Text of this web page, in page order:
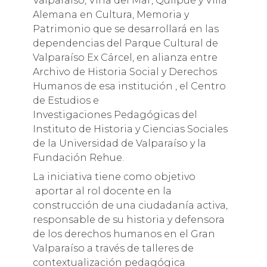
Alemana en Cultura, Memoria y
Patrimonio que se desarrollará en las
dependencias del Parque Cultural de
Valparaíso Ex Cárcel, en alianza entre
Archivo de Historia Social y Derechos
Humanos de esa institución , el Centro
de Estudios e
Investigaciones Pedagógicas del
Instituto de Historia y Ciencias Sociales
de la Universidad de Valparaíso y la
Fundación Rehue.
La iniciativa tiene como objetivo
aportar al rol docente en la
construcción de una ciudadanía activa,
responsable de su historia y defensora
de los derechos humanos en el Gran
Valparaíso a través de talleres de
contextualización pedagógica